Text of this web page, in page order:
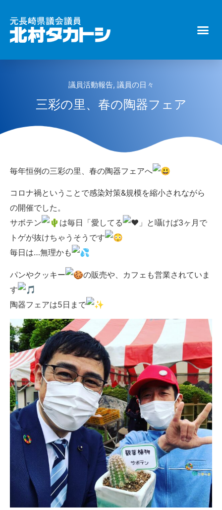
議員活動報告, 議員の日々
三彩の里、春の陶器フェア
毎年恒例の三彩の里、春の陶器フェアへ
コロナ禍ということで感染対策&規模を縮小されながら
の開催でした。
サボテン
は毎日「愛してる
」と囁けば3ヶ月で
トゲが抜けちゃうそうです
毎日は…無理かも
パンやクッキー
の販売や、カフェも営業されていま
す
陶器フェアは5日まで